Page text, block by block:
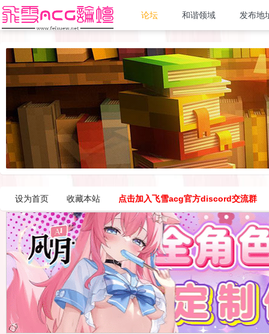
论坛 和谐领域 发布地
设为首页 收藏本站 点击加入飞雪acg官方discord交流群